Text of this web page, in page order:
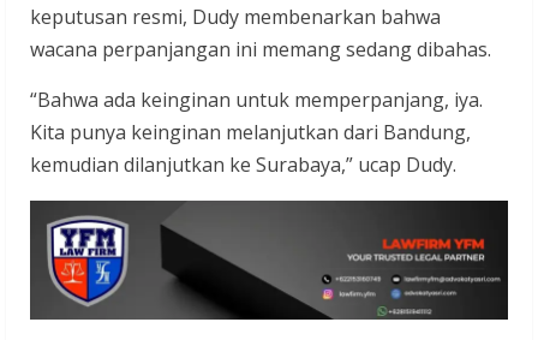
keputusan resmi, Dudy membenarkan bahwa
wacana perpanjangan ini memang sedang dibahas.
“Bahwa ada keinginan untuk memperpanjang, iya.
Kita punya keinginan melanjutkan dari Bandung,
kemudian dilanjutkan ke Surabaya,” ucap Dudy.